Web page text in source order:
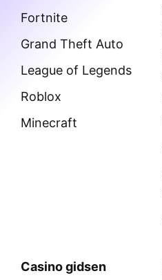
Fortnite
Grand Theft Auto
League of Legends
Roblox
Minecraft
Casino gidsen